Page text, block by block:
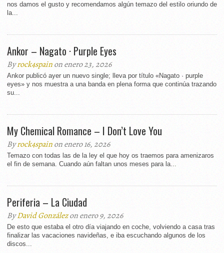
nos damos el gusto y recomendamos algún temazo del estilo oriundo de
la...
Ankor – Nagato · Purple Eyes
Byrock4spainon enero 23, 2026
Ankor publicó ayer un nuevo single; lleva por título «Nagato · purple
eyes» y nos muestra a una banda en plena forma que continúa trazando
su...
My Chemical Romance – I Don’t Love You
Byrock4spainon enero 16, 2026
Temazo con todas las de la ley el que hoy os traemos para amenizaros
el fin de semana. Cuando aún faltan unos meses para la...
Periferia – La Ciudad
ByDavid Gonzálezon enero 9, 2026
De esto que estaba el otro día viajando en coche, volviendo a casa tras
finalizar las vacaciones navideñas, e iba escuchando algunos de los
discos...